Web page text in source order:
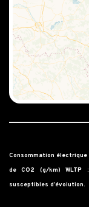
Appeler
Consommation électrique
de CO2 (g/km) WLTP
susceptibles d’évolution.